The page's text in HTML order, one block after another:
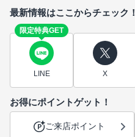
最新情報はここからチェック！
限定特典GET
LINE X
お得にポイントゲット！
ご来店ポイント